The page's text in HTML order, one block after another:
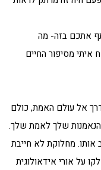
אתכם בזה- מה
איתי מסיפור החיים
אל עולם האמת, כולם
שלך לאמת שלך.
אותו. מחלוקת לא חייבת
על אורי אידאולוגית